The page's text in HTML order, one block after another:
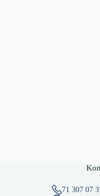
71 307 07